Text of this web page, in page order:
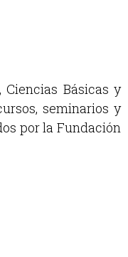
Básicas y
seminarios y
por la Fundación